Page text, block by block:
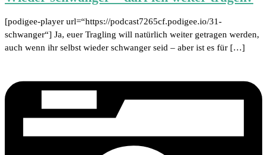
[podigee-player url=“https://podcast7265cf.podigee.io/31-
schwanger“] Ja, euer Tragling will natürlich weiter getragen werden,
auch wenn ihr selbst wieder schwanger seid – aber ist es für […]